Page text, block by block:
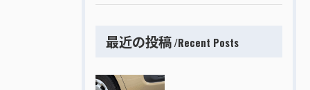
最近の投稿 Recent Posts